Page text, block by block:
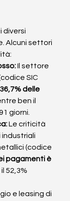
diversi
Alcuni settori
Il settore
SIC
delle
ben il
giorni.
Le criticità
(codice
pagamenti è
52,3%
e leasing di